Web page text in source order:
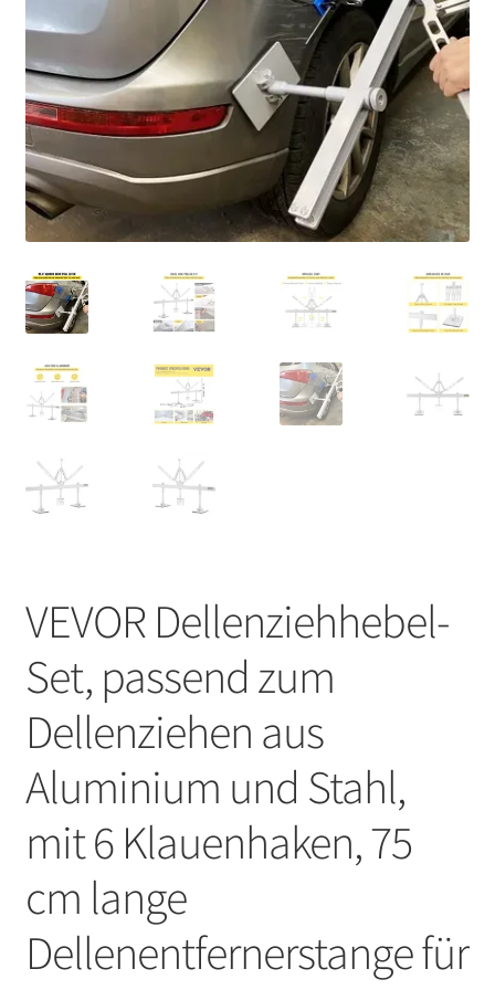
VEVOR Dellenziehhebel-
Set, passend zum
Dellenziehen aus
Aluminium und Stahl,
mit 6 Klauenhaken, 75
cm lange
Dellenentfernerstange für